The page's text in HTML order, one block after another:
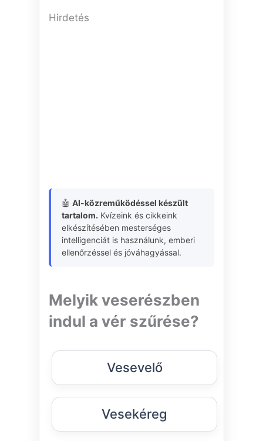
Hirdetés
🤖 AI-közreműködéssel készült
tartalom. Kvízeink és cikkeink
elkészítésében mesterséges
intelligenciát is használunk, emberi
ellenőrzéssel és jóváhagyással.
Melyik veserészben
indul a vér szűrése?
Vesevelő
Vesekéreg